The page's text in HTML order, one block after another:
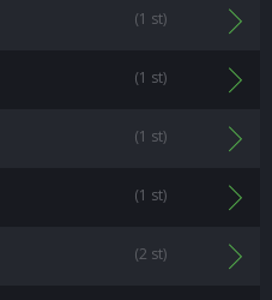
(1 st)
(1 st)
(1 st)
(1 st)
(2 st)